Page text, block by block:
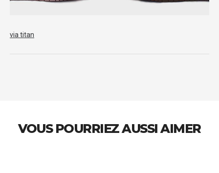
via titan
VOUS POURRIEZ AUSSI AIMER